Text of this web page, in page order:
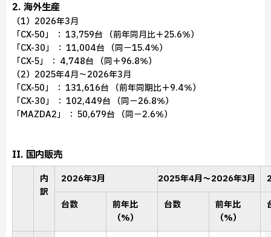
2. 海外生産
（1）2026年3月
「CX-50」 ： 13,759台 （前年同月比＋25.6％）
「CX-30」 ： 11,004台 （同－15.4％）
「CX-5」 ： 4,748台 （同＋96.8％）
（2）2025年4月～2026年3月
「CX-50」 ： 131,616台 （前年同期比＋9.4％）
「CX-30」 ： 102,449台 （同－26.8％）
「MAZDA2」 ： 50,679台 （同－2.6％）
II. 国内販売
内
訳
2026年3月 2025年4月～2026年3月
台数
前年比
（%）
台数
前年比
（%）